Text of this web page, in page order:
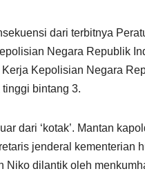
dari terbitnya
Negara Republik
Kepolisian Negara
bintang 3.
dari ‘kotak’. Mantan
jenderal kementerian
Niko dilantik oleh